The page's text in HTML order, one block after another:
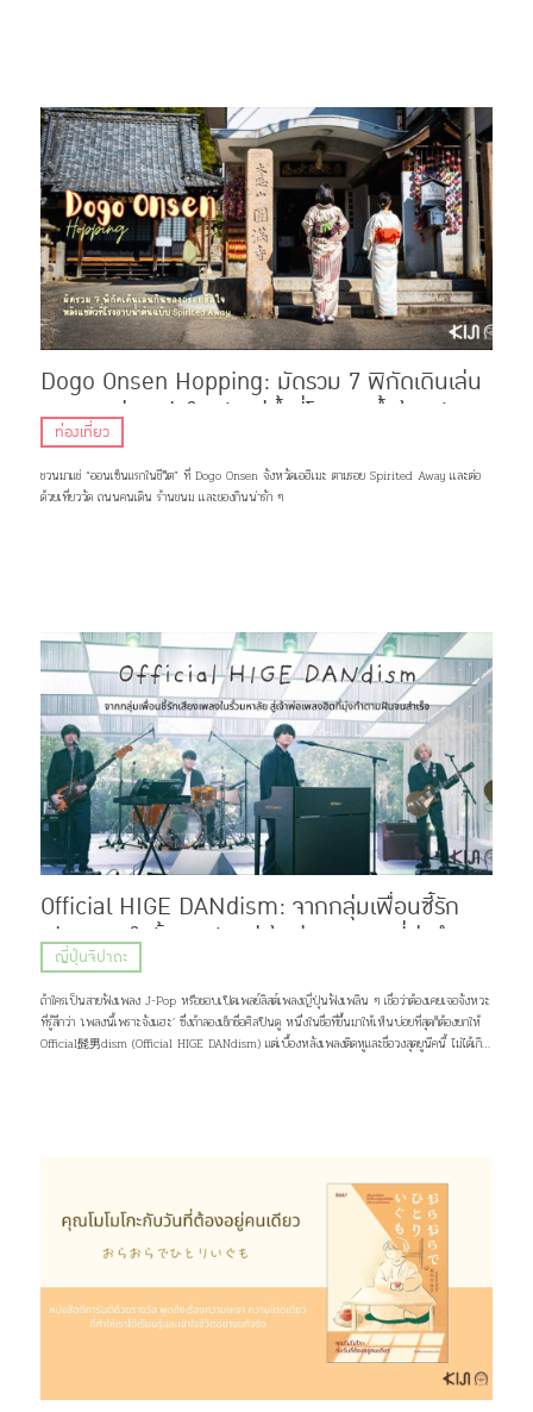
Dogo Onsen Hopping: มัดรวม 7 พิกัดเดินเล่น
กินของอร่อย ฮีลใจหลังแช่น้ำที่โรงอาบน้ำต้นฉบับ
Spirited Away
ท่องเที่ยว
ชวนมาแช่ “ออนเซ็นแรกในชีวิต” ที่ Dogo Onsen จังหวัดเอฮิเมะ ตามรอย Spirited Away เเละต่อ
ด้วยเที่ยววัด ถนนคนเดิน ร้านขนม เเละของกินน่ารัก ๆ
Official HIGE DANdism: จากกลุ่มเพื่อนซี้รัก
เสียงเพลงในรั้วมหาลัย สู่เจ้าพ่อเพลงฮิตที่มุ่งทำตาม
ฝันจนสำเร็จ
ญี่ปุ่นจิปาถะ
ถ้าใครเป็นสายฟังเพลง J-Pop หรือชอบเปิดเพลย์ลิสต์เพลงญี่ปุ่นฟังเพลิน ๆ เชื่อว่าต้องเคยเจอจังหวะ
ที่รู้สึกว่า ‘เพลงนี้เพราะจังแฮะ’ ซึ่งถ้าลองเช็กชื่อศิลปินดู หนึ่งในชื่อที่ขึ้นมาให้เห็นบ่อยที่สุดก็ต้องยกให้
Official髭男dism (Official HIGE DANdism) แต่เบื้องหลังเพลงติดหูและชื่อวงสุดยูนีคนี้ ไม่ได้เกิด
Hige (髭) ที่แปลว่า หนวด หรือเครา กับคำว่า Dandism จากภาษาอังกฤษ ซึ่งมีรากมาจากคำว่า
Dandy ที่สื่อถึงสุภาพบุรุษผู้แต่งตัวเนี้ยบ มีสไตล์ แต่ด้วยความยาวของชื่อ แฟน ๆ เลยเรียกวงนี้กันสั้น ๆ
ว่า “ฮิเกะดัน” ส่วนแฟนคลับของพวกเขาก็ถูกเรียกว่า BROTHERS เเละ Stand By You ภาพ:
Official髭男dism แน่นอนว่าชื่อวงนี้ไม่ได้ตั้งขึ้นมาเท่ ๆ อย่างเดียว แต่ซ่อนความหมายที่ลึกซึ้งไว้ว่า
พวกเขาอยากทำเพลงที่สามารถส่งต่อความรู้สึกดี ๆ เเละเติบโตไปพร้อมกับแฟนเพลง แม้ในวันที่พวกเขา
จะมีอายุเพิ่มขึ้น หรือถึงวันที่ไว้หนวดเคราแล้วก็ตาม ภาพ: Official髭男dism เส้นทางก่อนจะมาเป็น
Official HIGE DANdism จุดเริ่มต้นของวงย้อนไปปี 2012 […]